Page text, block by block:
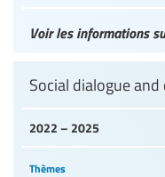
Voir les informations
2022 – 2025
Social dialogue
Thèmes